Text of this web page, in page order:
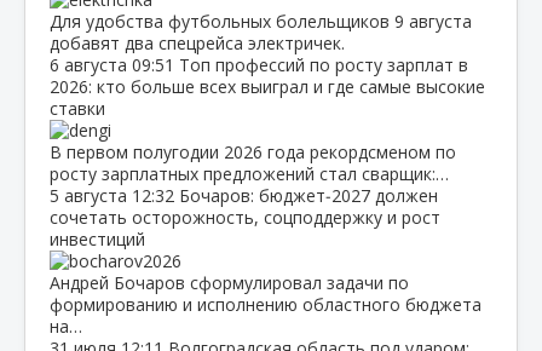
Для удобства футбольных болельщиков 9 августа
добавят два спецрейса электричек.
6 августа 09:51 Топ профессий по росту зарплат в
2026: кто больше всех выиграл и где самые высокие
ставки
В первом полугодии 2026 года рекордсменом по
росту зарплатных предложений стал сварщик:…
5 августа 12:32 Бочаров: бюджет‑2027 должен
сочетать осторожность, соцподдержку и рост
инвестиций
Андрей Бочаров сформулировал задачи по
формированию и исполнению областного бюджета
на…